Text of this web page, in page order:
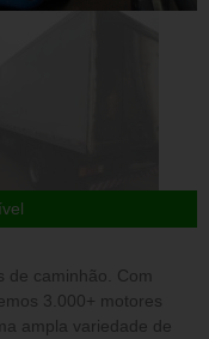
de caminhão. Com
3.000+ motores
ampla variedade de